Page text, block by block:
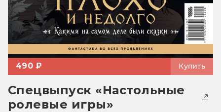
490 ₽ Купить
Спецвыпуск «Настольные
ролевые игры»